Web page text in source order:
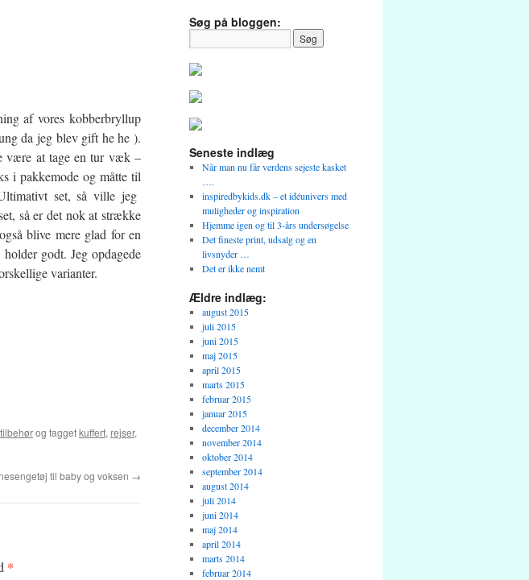
af vores kobberbryllup
da jeg blev gift he he ).
være at tage en tur væk –
i pakkemode og måtte til
set, så ville jeg
så er det nok at strække
blive mere glad for en
godt. Jeg opdagede
varianter.
og taggetkuffert, rejser,
til baby og voksen →
*
Søg på bloggen:
Seneste indlæg
Når man nu får verdens sejeste kasket
….
inspiredbykids.dk – et idéunivers med
muligheder og inspiration
Hjemme igen og til 3-års undersøgelse
Det fineste print, udsalg og en
livsnyder …
Det er ikke nemt
Ældre indlæg:
august 2015
juli 2015
juni 2015
maj 2015
april 2015
marts 2015
februar 2015
januar 2015
december 2014
november 2014
oktober 2014
september 2014
august 2014
juli 2014
juni 2014
maj 2014
april 2014
marts 2014
februar 2014